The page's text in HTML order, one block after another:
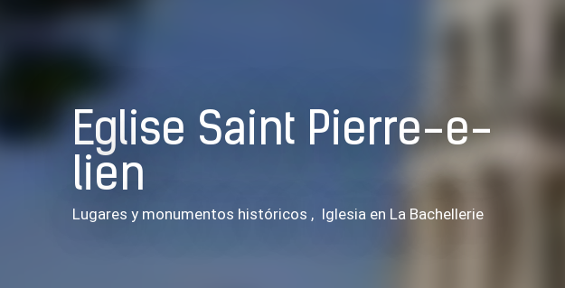
Eglise Saint Pierre-e-
lien
Lugares y monumentos históricos , Iglesia en La Bachellerie